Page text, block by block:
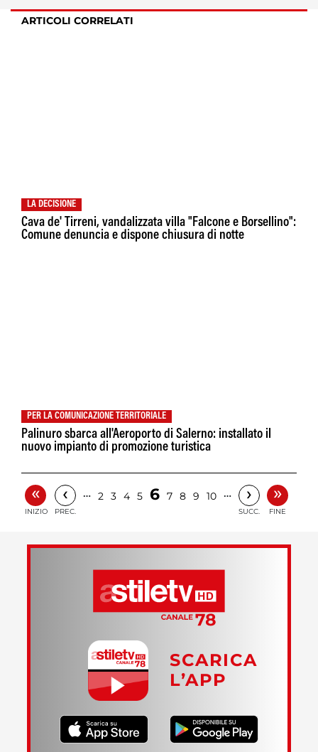
ARTICOLI CORRELATI
LA DECISIONE
Cava de' Tirreni, vandalizzata villa "Falcone e Borsellino":
Comune denuncia e dispone chiusura di notte
PER LA COMUNICAZIONE TERRITORIALE
Palinuro sbarca all'Aeroporto di Salerno: installato il
nuovo impianto di promozione turistica
«
INIZIO
‹
PREC.
… 2 3 4 5 6 7 8 9 10 … ›
SUCC.
»
FINE
SCARICA
L’APP